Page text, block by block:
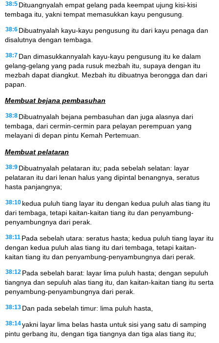
38:5 Dituangnyalah empat gelang pada keempat ujung kisi-kisi
tembaga itu, yakni tempat memasukkan kayu pengusung.
38:6 Dibuatnyalah kayu-kayu pengusung itu dari kayu penaga dan
disalutnya dengan tembaga.
38:7 Dan dimasukkannyalah kayu-kayu pengusung itu ke dalam
gelang-gelang yang pada rusuk mezbah itu, supaya dengan itu
mezbah dapat diangkut. Mezbah itu dibuatnya berongga dan dari
papan.
Membuat bejana pembasuhan
38:8 Dibuatnyalah bejana pembasuhan dan juga alasnya dari
tembaga, dari cermin-cermin para pelayan perempuan yang
melayani di depan pintu Kemah Pertemuan.
Membuat pelataran
38:9 Dibuatnyalah pelataran itu; pada sebelah selatan: layar
pelataran itu dari lenan halus yang dipintal benangnya, seratus
hasta panjangnya;
38:10 kedua puluh tiang layar itu dengan kedua puluh alas tiang itu
dari tembaga, tetapi kaitan-kaitan tiang itu dan penyambung-
penyambungnya dari perak.
38:11 Pada sebelah utara: seratus hasta; kedua puluh tiang layar itu
dengan kedua puluh alas tiang itu dari tembaga, tetapi kaitan-
kaitan tiang itu dan penyambung-penyambungnya dari perak.
38:12 Pada sebelah barat: layar lima puluh hasta; dengan sepuluh
tiangnya dan sepuluh alas tiang itu, dan kaitan-kaitan tiang itu serta
penyambung-penyambungnya dari perak.
38:13 Dan pada sebelah timur: lima puluh hasta,
38:14yakni layar lima belas hasta untuk sisi yang satu di samping
pintu gerbang itu, dengan tiga tiangnya dan tiga alas tiang itu;